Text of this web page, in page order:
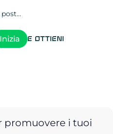
post…
Inizia e ottieni
promuovere i tuoi